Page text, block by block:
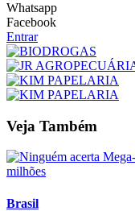
Whatsapp
Facebook
Entrar
Veja Também
Brasil